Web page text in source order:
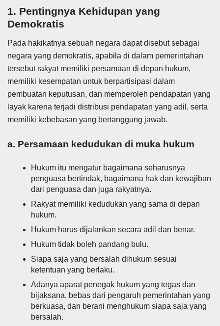
1. Pentingnya Kehidupan yang
Demokratis
Pada hakikatnya sebuah negara dapat disebut sebagai
negara yang demokratis, apabila di dalam pemerintahan
tersebut rakyat memiliki persamaan di depan hukum,
memiliki kesempatan untuk berpartisipasi dalam
pembuatan keputusan, dan memperoleh pendapatan yang
layak karena terjadi distribusi pendapatan yang adil, serta
memiliki kebebasan yang bertanggung jawab.
a. Persamaan kedudukan di muka hukum
Hukum itu mengatur bagaimana seharusnya
penguasa bertindak, bagaimana hak dan kewajiban
dari penguasa dan juga rakyatnya.
Rakyat memiliki kedudukan yang sama di depan
hukum.
Hukum harus dijalankan secara adil dan benar.
Hukum tidak boleh pandang bulu.
Siapa saja yang bersalah dihukum sesuai
ketentuan yang berlaku.
Adanya aparat penegak hukum yang tegas dan
bijaksana, bebas dari pengaruh pemerintahan yang
berkuasa, dan berani menghukum siapa saja yang
bersalah.